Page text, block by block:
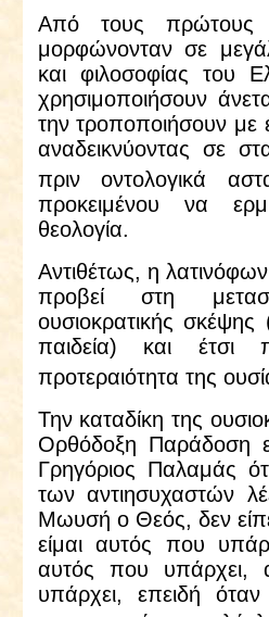
Από τους πρώτους
μορφώνονταν σε
και φιλοσοφίας του
χρησιμοποιήσουν
την τροποποιήσουν με
αναδεικνύοντας σε
πριν οντολογικά
προκειμένου να
θεολογία.
Αντιθέτως, η
προβεί στη
ουσιοκρατικής
παιδεία) και έτσι
προτεραιότητα της
Την καταδίκη της
Ορθόδοξη Παράδοση
Γρηγόριος Παλαμάς
των αντιησυχαστών
Μωυσή ο Θεός, δεν
είμαι αυτός που
αυτός που υπάρχει,
υπάρχει, επειδή